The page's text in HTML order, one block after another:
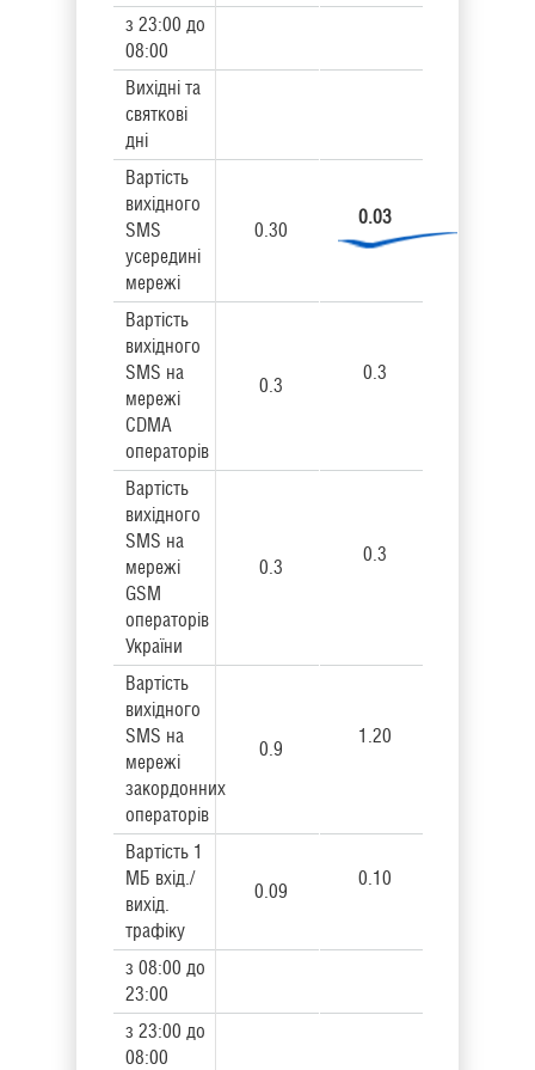
з 23:00 до
08:00
Вихідні та
святкові
дні
Вартість
вихідного
SMS
усередині
мережі
0.30
0.03
Вартість
вихідного
SMS на
мережі
CDMA
операторів
0.3
0.3
Вартість
вихідного
SMS на
мережі
GSM
операторів
України
0.3
0.3
Вартість
вихідного
SMS на
мережі
закордонних
операторів
0.9
1.20
Вартість 1
МБ вхід./
вихід.
трафіку
0.09
0.10
з 08:00 до
23:00
з 23:00 до
08:00